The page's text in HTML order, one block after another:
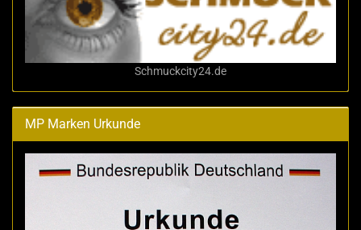
Schmuckcity24.de
MP Marken Urkunde